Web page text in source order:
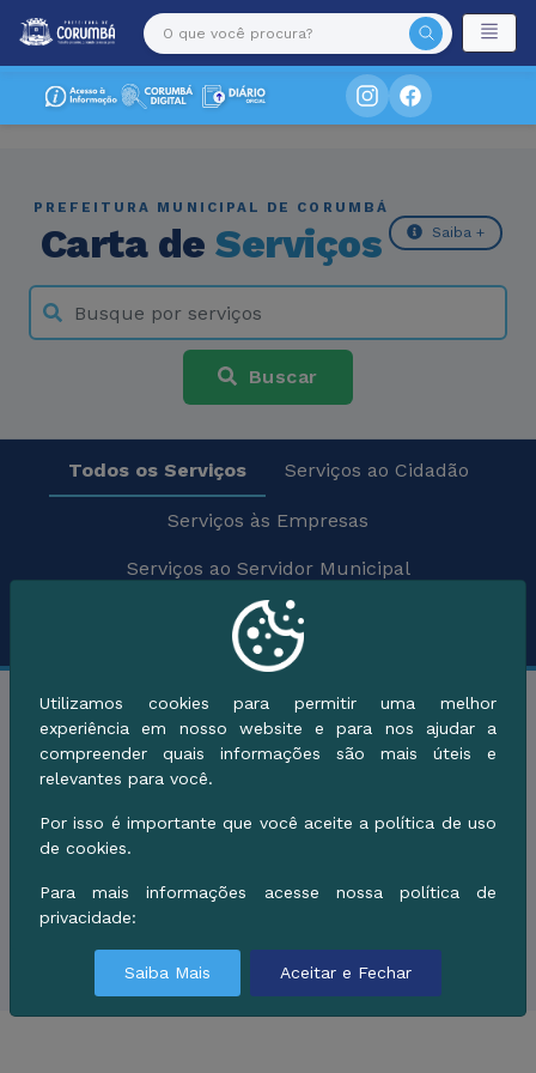
PREFEITURA MUNICIPAL DE CORUMBÁ
Carta de Serviços Saiba +
Buscar
Todos os Serviços Serviços ao Cidadão
Serviços às Empresas
Serviços ao Servidor Municipal
Serviços de A a Z
Categorias
Sem Resultados!
Utilizamos cookies para permitir uma melhor
experiência em nosso website e para nos ajudar a
compreender quais informações são mais úteis e
relevantes para você.
Por isso é importante que você aceite a política de uso
de cookies.
Para mais informações acesse nossa política de
privacidade:
Saiba Mais Aceitar e Fechar